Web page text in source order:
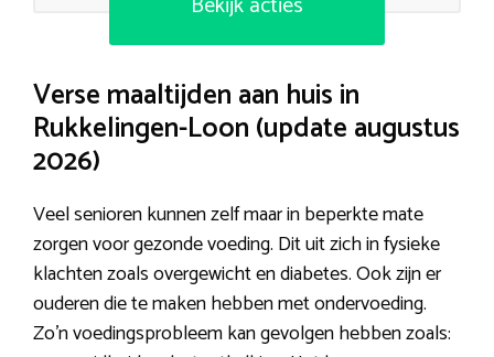
Verse maaltijden aan huis in
Rukkelingen-Loon (update augustus
2026)
Veel senioren kunnen zelf maar in beperkte mate
zorgen voor gezonde voeding. Dit uit zich in fysieke
klachten zoals overgewicht en diabetes. Ook zijn er
ouderen die te maken hebben met ondervoeding.
Zo’n voedingsprobleem kan gevolgen hebben zoals: